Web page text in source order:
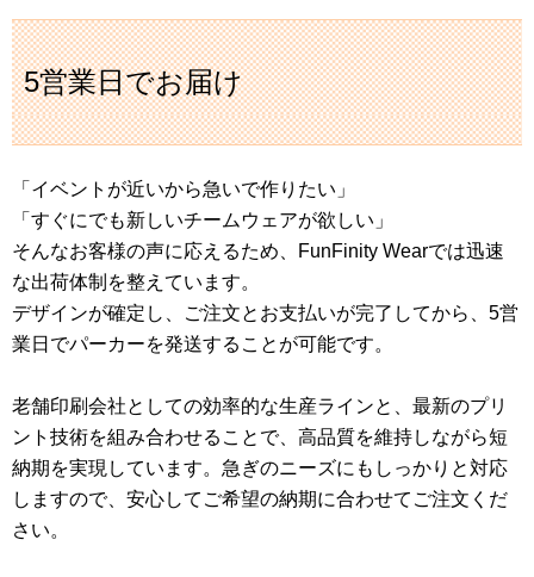
5営業日でお届け
「イベントが近いから急いで作りたい」
「すぐにでも新しいチームウェアが欲しい」
そんなお客様の声に応えるため、FunFinity Wearでは迅速
な出荷体制を整えています。
デザインが確定し、ご注文とお支払いが完了してから、5営
業日でパーカーを発送することが可能です。
老舗印刷会社としての効率的な生産ラインと、最新のプリ
ント技術を組み合わせることで、高品質を維持しながら短
納期を実現しています。急ぎのニーズにもしっかりと対応
しますので、安心してご希望の納期に合わせてご注文くだ
さい。